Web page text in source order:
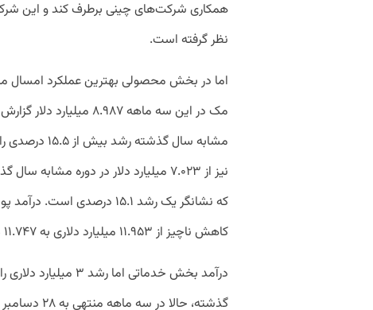
همکاری شرکت‌های چینی برطرف کند و این
نظر گرفته است.
اما در بخش محصولی بهترین عملکرد
مشابه سال
که نشانگر یک رشد ۱۵.۱
کاهش ناچیز از ۱۱.۹۵۳ میلیارد دلاری به ۱۱.۷۴۷ میلیارد دلار کاهش یافته است.